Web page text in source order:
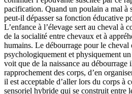
pacification. Quand un poulain a mal à
peut-il dépasser sa fonction éducative
L’enfance à l’élevage sert au cheval à
de la socialité entre chevaux et à
humains. Le débourrage pour le cheval
psychologiquement et physiquement
voit que de la naissance au débourrage
rapprochement des corps, d’en
il est acceptable d’aller lors du corps à
sensoriel hybride qui se construit entre